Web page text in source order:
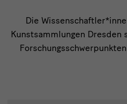
Die
Kunstsammlungen